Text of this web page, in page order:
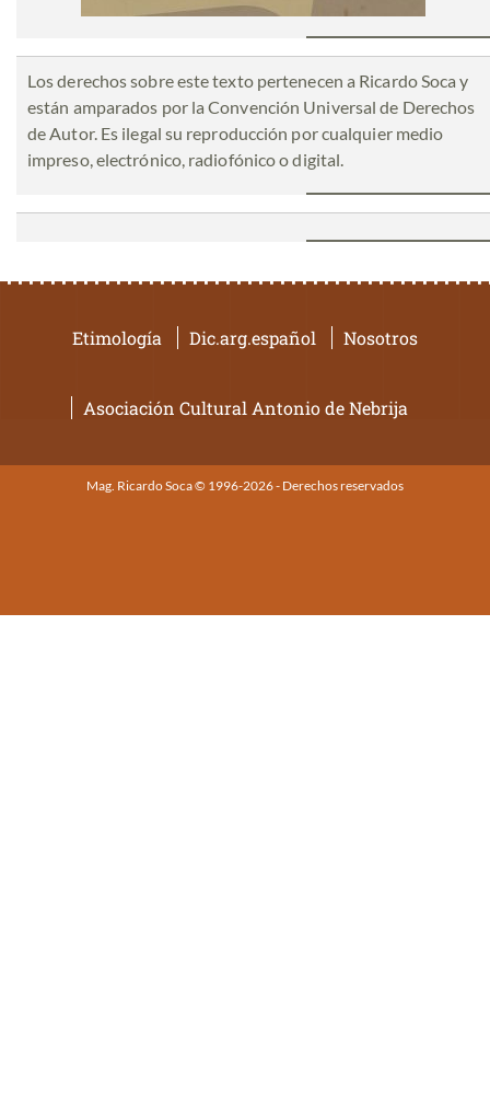
Los derechos sobre este texto pertenecen a Ricardo Soca y
están amparados por la Convención Universal de Derechos
de Autor. Es ilegal su reproducción por cualquier medio
impreso, electrónico, radiofónico o digital.
Etimología Dic.arg.español Nosotros
Asociación Cultural Antonio de Nebrija
Mag. Ricardo Soca © 1996-2026 - Derechos reservados